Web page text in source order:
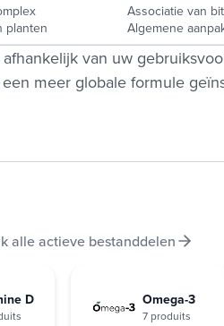
planten
Associatie van
Algemene
van uw
meer globale formule
alle actieve bestanddelen
D Omega-3
7 produits